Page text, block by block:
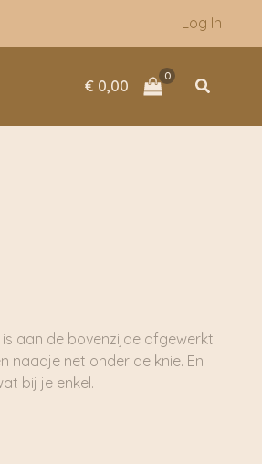
Log In
€ 0,00 Zoeken
aan de bovenzijde afgewerkt
naadje net onder de knie. En
bij je enkel.